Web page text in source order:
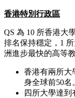
香港特別行政區
QS 為 10 所香港大
排名保持穩定， 1
洲進步最快的高等
香港有兩所大
身全球前50名
四所大學達